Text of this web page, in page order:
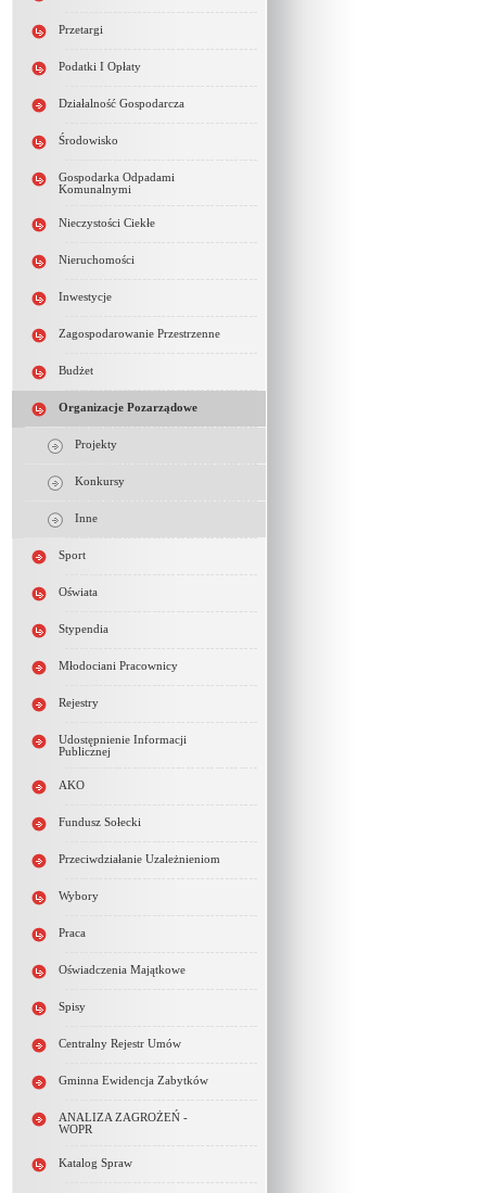
Przetargi
Podatki I Opłaty
Działalność Gospodarcza
Środowisko
Gospodarka Odpadami
Komunalnymi
Nieczystości Ciekłe
Nieruchomości
Inwestycje
Zagospodarowanie Przestrzenne
Budżet
Organizacje Pozarządowe
Projekty
Konkursy
Inne
Sport
Oświata
Stypendia
Młodociani Pracownicy
Rejestry
Udostępnienie Informacji
Publicznej
AKO
Fundusz Sołecki
Przeciwdziałanie Uzależnieniom
Wybory
Praca
Oświadczenia Majątkowe
Spisy
Centralny Rejestr Umów
Gminna Ewidencja Zabytków
ANALIZA ZAGROŻEŃ -
WOPR
Katalog Spraw